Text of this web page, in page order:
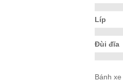
Líp
Đùi đĩa
Bánh xe